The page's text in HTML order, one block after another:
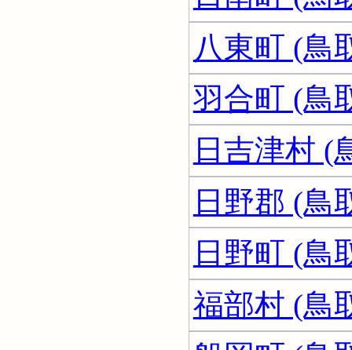
八東町 (鳥
羽合町 (鳥
日吉津村 (
日野郡 (鳥
日野町 (鳥
福部村 (鳥